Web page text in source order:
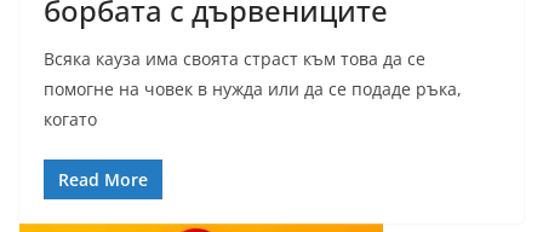
борбата с дървениците
Всяка кауза има своята страст към това да се
помогне на човек в нужда или да се подаде ръка,
когато
Read More